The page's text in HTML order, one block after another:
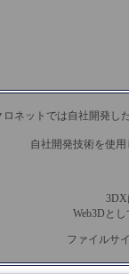
ロネットでは自社開発し
自社開発技術を使
3DX
Web3Dと
ファイルサ